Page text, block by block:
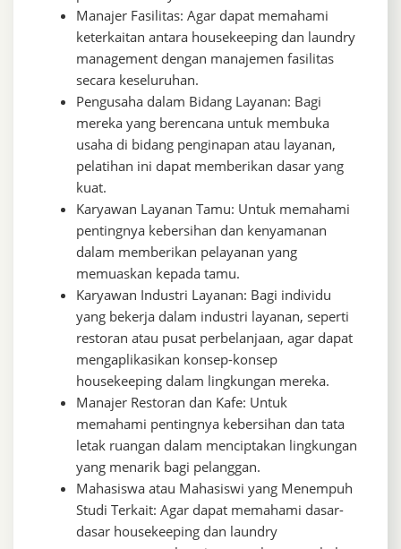
Manajer Fasilitas: Agar dapat memahami
keterkaitan antara housekeeping dan laundry
management dengan manajemen fasilitas
secara keseluruhan.
Pengusaha dalam Bidang Layanan: Bagi
mereka yang berencana untuk membuka
usaha di bidang penginapan atau layanan,
pelatihan ini dapat memberikan dasar yang
kuat.
Karyawan Layanan Tamu: Untuk memahami
pentingnya kebersihan dan kenyamanan
dalam memberikan pelayanan yang
memuaskan kepada tamu.
Karyawan Industri Layanan: Bagi individu
yang bekerja dalam industri layanan, seperti
restoran atau pusat perbelanjaan, agar dapat
mengaplikasikan konsep-konsep
housekeeping dalam lingkungan mereka.
Manajer Restoran dan Kafe: Untuk
memahami pentingnya kebersihan dan tata
letak ruangan dalam menciptakan lingkungan
yang menarik bagi pelanggan.
Mahasiswa atau Mahasiswi yang Menempuh
Studi Terkait: Agar dapat memahami dasar-
dasar housekeeping dan laundry